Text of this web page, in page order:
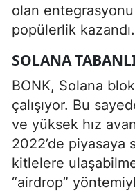
olan
popülerlik kazandı.
SOLANA
BONK, Solana
çalışıyor. Bu
ve yüksek hız
2022’de piyasaya
kitlelere
“airdrop”